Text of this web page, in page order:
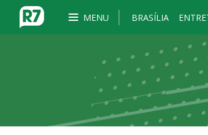
MENU BRASÍLIA